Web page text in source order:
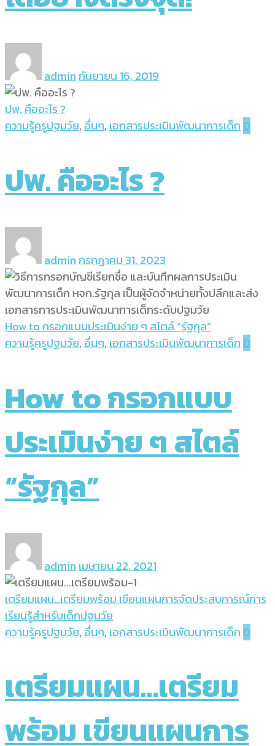
adminกันยายน 16, 2019
ปพ. คืออะไร ?
ความรู้ครูปฐมวัย, อื่นๆ, เอกสารประเมินพัฒนาการเด็ก 0
ปพ. คืออะไร ?
adminกรกฎาคม 31, 2023
How to กรอกแบบประเมินง่าย ๆ สไตล์ “รัฐกุล”
ความรู้ครูปฐมวัย, อื่นๆ, เอกสารประเมินพัฒนาการเด็ก 0
How to กรอกแบบ
ประเมินง่าย ๆ สไตล์
“รัฐกุล”
admin เมษายน 22, 2021
เตรียมแผน…เตรียมพร้อม เขียนแผนการจัดประสบการณ์การ
เรียนรู้สำหรับเด็กปฐมวัย
ความรู้ครูปฐมวัย, อื่นๆ, เอกสารประเมินพัฒนาการเด็ก 0
เตรียมแผน…เตรียม
พร้อม เขียนแผนการ